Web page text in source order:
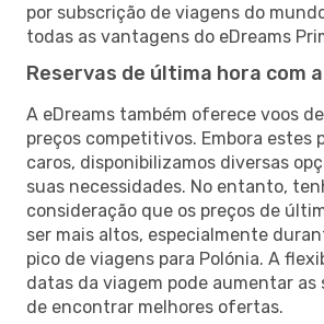
por subscrição de viagens do
todas as vantagens do eDreams
Reservas de última hora com
A eDreams também oferece voos
preços competitivos. Embora estes
caros, disponibilizamos diversas
suas necessidades. No entanto,
consideração que os preços de
ser mais altos, especialmente
pico de viagens para Polónia. A
datas da viagem pode aumentar as
de encontrar melhores ofertas.